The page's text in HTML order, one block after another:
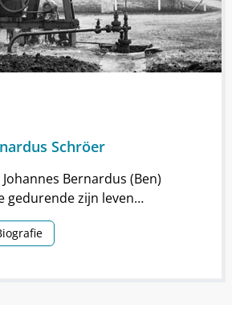
Schröer
Bernardus (Ben)
gedurende zijn leven
in en om Nieuw-